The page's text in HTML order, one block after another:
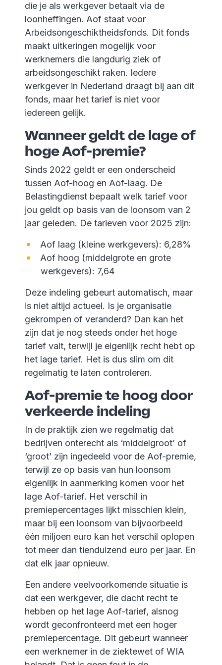
die je als werkgever betaalt via de
loonheffingen. Aof staat voor
Arbeidsongeschiktheidsfonds. Dit fonds
maakt uitkeringen mogelijk voor
werknemers die langdurig ziek of
arbeidsongeschikt raken. Iedere
werkgever in Nederland draagt bij aan dit
fonds, maar het tarief is niet voor
iedereen gelijk.
Wanneer geldt de lage of
hoge Aof-premie?
Sinds 2022 geldt er een onderscheid
tussen Aof-hoog en Aof-laag. De
Belastingdienst bepaalt welk tarief voor
jou geldt op basis van de loonsom van 2
jaar geleden. De tarieven voor 2025 zijn:
Aof laag (kleine werkgevers): 6,28%
Aof hoog (middelgrote en grote
werkgevers): 7,64
Deze indeling gebeurt automatisch, maar
is niet altijd actueel. Is je organisatie
gekrompen of veranderd? Dan kan het
zijn dat je nog steeds onder het hoge
tarief valt, terwijl je eigenlijk recht hebt op
het lage tarief. Het is dus slim om dit
regelmatig te laten controleren.
Aof-premie te hoog door
verkeerde indeling
In de praktijk zien we regelmatig dat
bedrijven onterecht als ‘middelgroot’ of
‘groot’ zijn ingedeeld voor de Aof-premie,
terwijl ze op basis van hun loonsom
eigenlijk in aanmerking komen voor het
lage Aof-tarief. Het verschil in
premiepercentages lijkt misschien klein,
maar bij een loonsom van bijvoorbeeld
één miljoen euro kan het verschil oplopen
tot meer dan tienduizend euro per jaar. En
dat elk jaar opnieuw.
Een andere veelvoorkomende situatie is
dat een werkgever, die dacht recht te
hebben op het lage Aof-tarief, alsnog
wordt geconfronteerd met een hoger
premiepercentage. Dit gebeurt wanneer
een werknemer in de ziektewet of WIA